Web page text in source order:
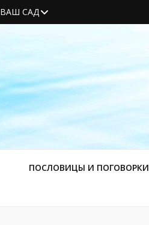
ВАШ САД
ПОСЛОВИЦЫ И ПОГОВОРКИ